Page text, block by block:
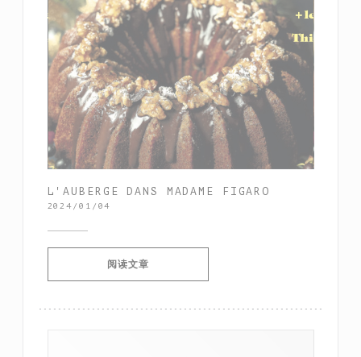
L'AUBERGE DANS MADAME FIGARO
2024/01/04
阅读文章((在新窗口中打开))